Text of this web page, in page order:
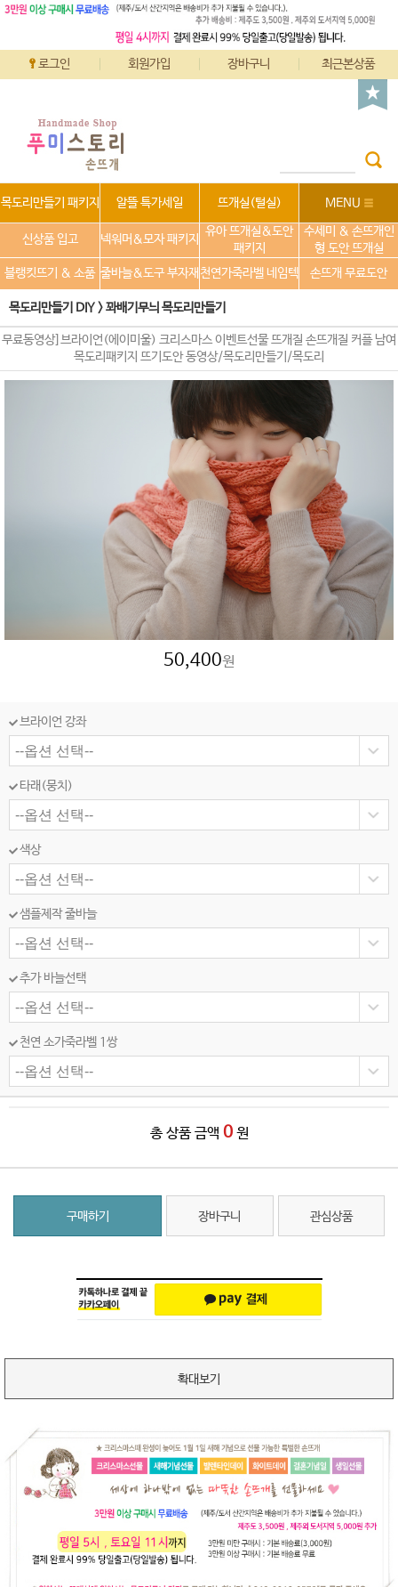
로그인 회원가입 장바구니 최근본상품
목도리만들기 패키지 알뜰 특가세일 뜨개실(털실) MENU
신상품 입고 넥워머&모자 패키지
유아 뜨개실&도안
패키지
수세미 & 손뜨개인
형 도안 뜨개실
블랭킷뜨기 & 소품 줄바늘&도구 부자재 천연가죽라벨 네임텍 손뜨개 무료도안
목도리만들기 DIY >꽈배기무늬 목도리만들기
무료동영상]브라이언(에이미울) 크리스마스 이벤트선물 뜨개질 손뜨개질 커플 남여
목도리패키지 뜨기도안 동영상/목도리만들기/목도리
50,400원
브라이언 강좌
타래(뭉치)
색상
샘플제작 줄바늘
추가 바늘선택
천연 소가죽라벨 1쌍
총 상품 금액 0 원
구매하기 장바구니 관심상품
확대보기